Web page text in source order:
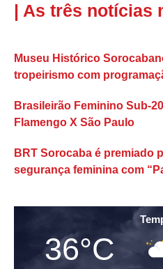
| As três notícias
Museu Histórico
tropeirismo com
Brasileirão Feminino Sub-
Flamengo X São Paulo
BRT Sorocaba é premiado
segurança feminina com
36°C